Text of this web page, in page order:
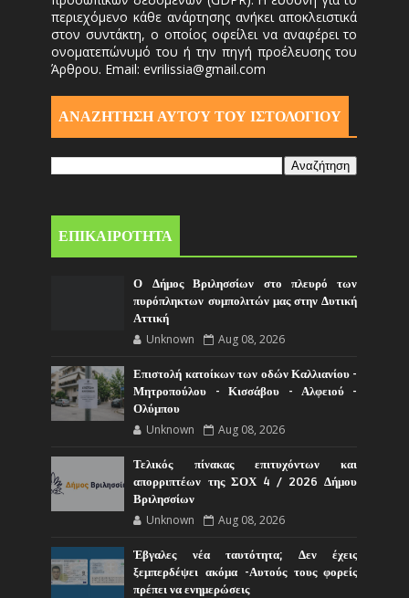
περιεχόμενο κάθε ανάρτησης ανήκει αποκλειστικά
στον συντάκτη, ο οποίος οφείλει να αναφέρει το
ονοματεπώνυμό του ή την πηγή προέλευσης του
Άρθρου. Email: evrilissia@gmail.com
ΑΝΑΖΗΤΗΣΗ ΑΥΤΟΎ ΤΟΥ ΙΣΤΟΛΟΓΙΟΥ
ΕΠΙΚΑΙΡΟΤΗΤΑ
Ο Δήμος Βριλησσίων στο πλευρό των
πυρόπληκτων συμπολιτών μας στην Δυτική
Αττική
Unknown Aug 08, 2026
Επιστολή κατοίκων των οδών Καλλιανίου -
Μητροπούλου - Κισσάβου - Αλφειού -
Ολύμπου
Unknown Aug 08, 2026
Τελικός πίνακας επιτυχόντων και
απορριπτέων της ΣΟΧ 4 / 2026 Δήμου
Βριλησσίων
Unknown Aug 08, 2026
Έβγαλες νέα ταυτότητα; Δεν έχεις
ξεμπερδέψει ακόμα -Αυτούς τους φορείς
πρέπει να ενημερώσεις